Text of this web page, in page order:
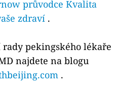
průvodce Kvalita
zdraví .
pekingského lékaře
najdete na blogu
.